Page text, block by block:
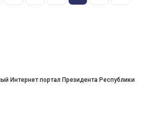
Интернет портал Президента Республики